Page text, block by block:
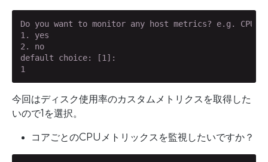
Do you want to monitor any host metrics? e.g. CPU,
1. yes
2. no
default choice: [1]:
1
今回はディスク使用率のカスタムメトリクスを取得した
いので1を選択。
コアごとのCPUメトリックスを監視したいですか？